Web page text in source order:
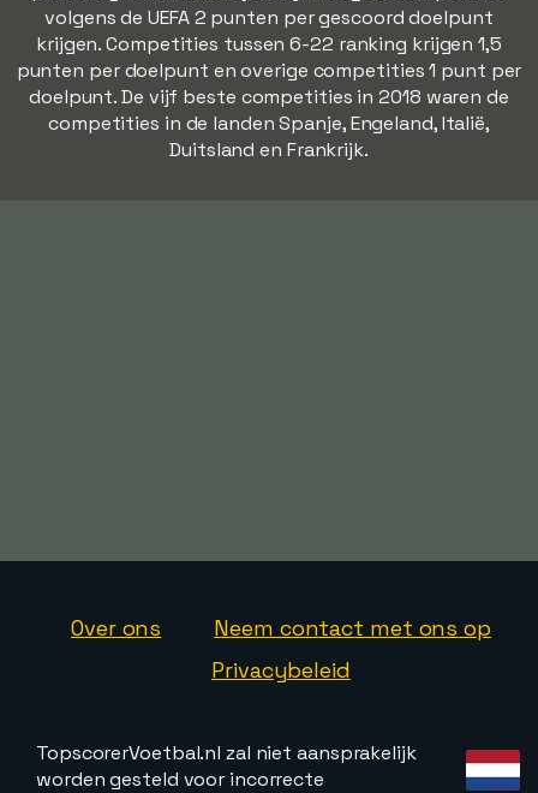
volgens de UEFA 2 punten per gescoord doelpunt
krijgen. Competities tussen 6-22 ranking krijgen 1,5
punten per doelpunt en overige competities 1 punt per
doelpunt. De vijf beste competities in 2018 waren de
competities in de landen Spanje, Engeland, Italië,
Duitsland en Frankrijk.
Over ons
Neem contact met ons op
Privacybeleid
TopscorerVoetbal.nl zal niet aansprakelijk
worden gesteld voor incorrecte